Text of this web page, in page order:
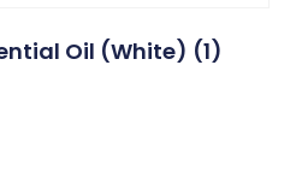
Oil (White) (1)